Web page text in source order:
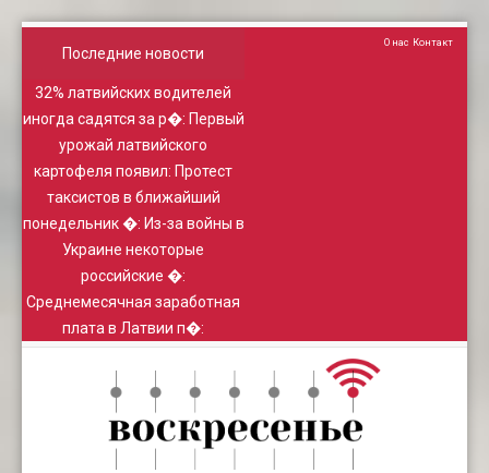
Последние новости
32% латвийских водителей
иногда садятся за р�: Первый
урожай латвийского
картофеля появил: Протест
таксистов в ближайший
понедельник �: Из-за войны в
Украине некоторые
российские �:
Среднемесячная заработная
плата в Латвии п�:
О нас Контакт